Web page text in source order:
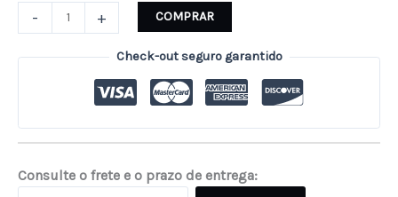
- + COMPRAR
Check-out seguro garantido
Consulte o frete e o prazo de entrega: